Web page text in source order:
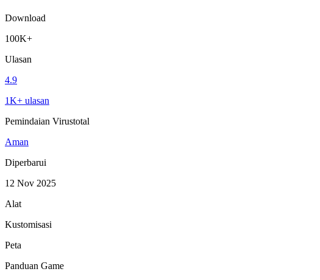
Download
100K+
Ulasan
4.9
1K+ ulasan
Pemindaian Virustotal
Aman
Diperbarui
12 Nov 2025
Alat
Kustomisasi
Peta
Panduan Game